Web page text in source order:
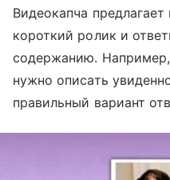
Видеокапча
короткий ролик и
содержанию.
нужно описать
правильный вариант